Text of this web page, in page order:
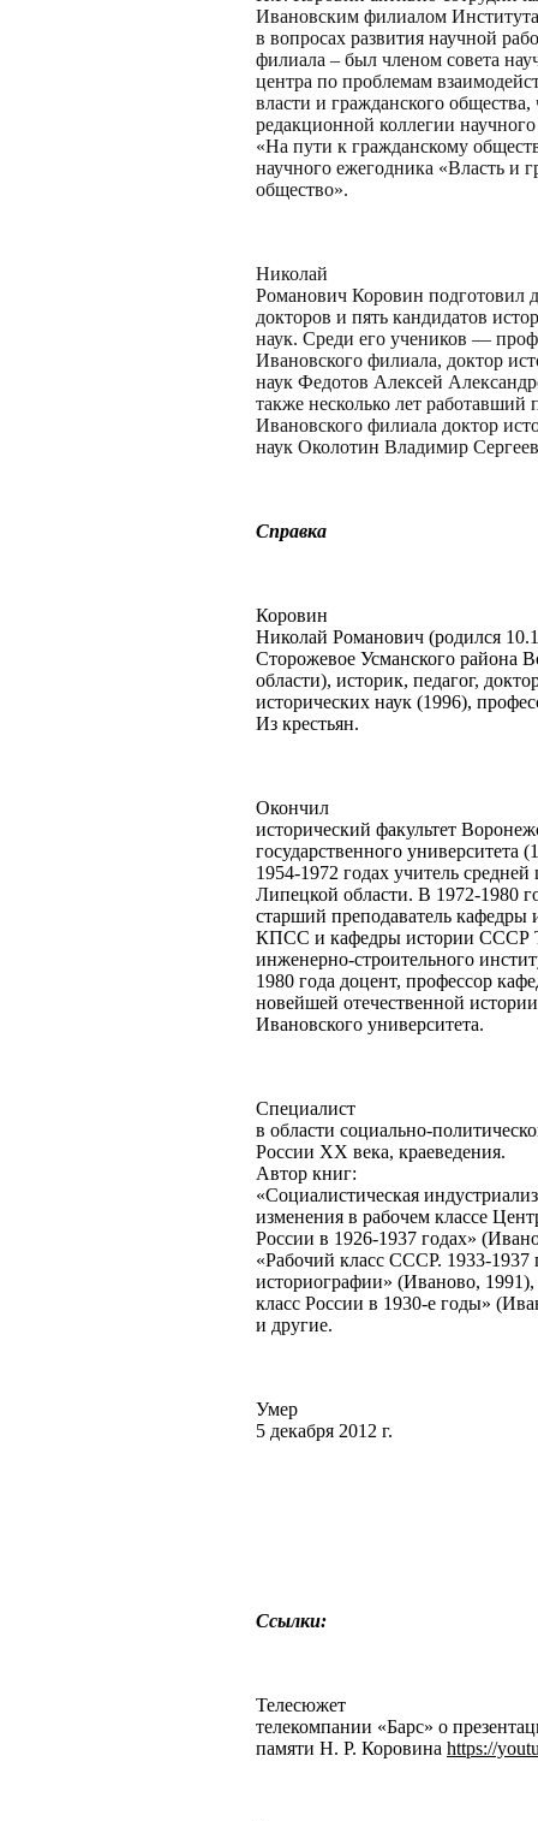
Ивановским филиалом
в вопросах развития научной
филиала – был членом совета
центра по проблемам
власти и гражданского общества,
редакционной коллегии
«На пути к гражданскому
научного ежегодника «Власть и
общество».
Николай
Романович Коровин подготовил
докторов и пять кандидатов
наук. Среди его учеников —
Ивановского филиала, доктор
наук Федотов Алексей
также несколько лет работавший
Ивановского филиала доктор
наук Околотин Владимир
Справка
Коровин
Николай Романович (родился
Сторожевое Усманского района
области), историк, педагог,
исторических наук (1996),
Из крестьян.
Окончил
исторический факультет
государственного университета
1954-1972 годах учитель
Липецкой области. В 1972-1980
старший преподаватель кафедры
КПСС и кафедры истории СССР
инженерно-строительного
1980 года доцент, профессор
новейшей отечественной истории
Ивановского университета.
Специалист
в области социально-
России XX века, краеведения.
Автор книг:
«Социалистическая
изменения в рабочем классе
России в 1926-1937 годах»
«Рабочий класс СССР. 1933-1937
историографии» (Иваново,
класс России в 1930-е годы»
и другие.
Умер
5 декабря 2012 г.
Ссылки:
Телесюжет
телекомпании «Барс» о
памяти Н. Р. Коровина https://